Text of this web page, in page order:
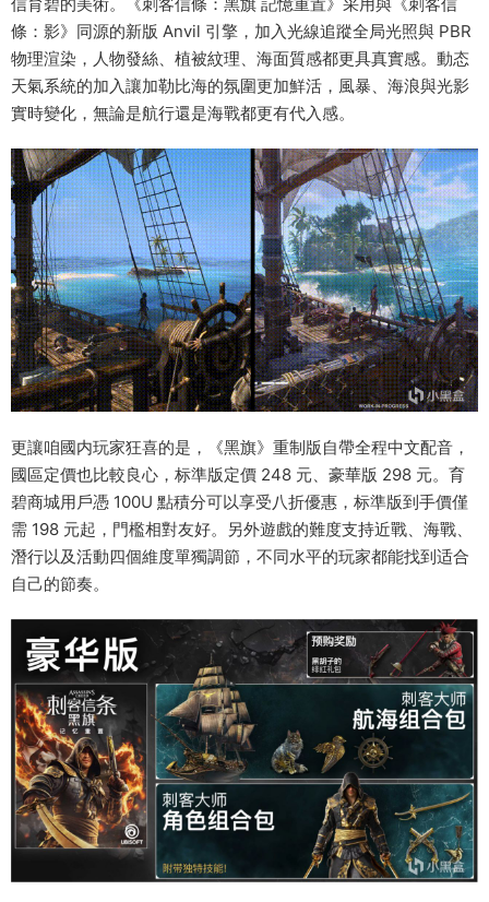
條：影》同源的新版 Anvil 引擎，加入光線追蹤全局光照與 PBR
物理渲染，人物發絲、植被紋理、海面質感都更具真實感。動态
天氣系統的加入讓加勒比海的氛圍更加鮮活，風暴、海浪與光影
實時變化，無論是航行還是海戰都更有代入感。
更讓咱國内玩家狂喜的是，《黑旗》重制版自帶全程中文配音，
國區定價也比較良心，标準版定價 248 元、豪華版 298 元。育
碧商城用戶憑 100U 點積分可以享受八折優惠，标準版到手價僅
需 198 元起，門檻相對友好。另外遊戲的難度支持近戰、海戰、
潛行以及活動四個維度單獨調節，不同水平的玩家都能找到适合
自己的節奏。